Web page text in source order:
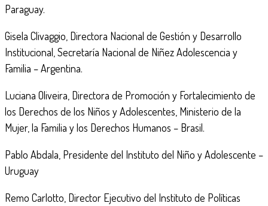
Paraguay.
Gisela Clivaggio, Directora Nacional de Gestión y Desarrollo
Institucional, Secretaría Nacional de Niñez Adolescencia y
Familia – Argentina.
Luciana Oliveira, Directora de Promoción y Fortalecimiento de
los Derechos de los Niños y Adolescentes, Ministerio de la
Mujer, la Familia y los Derechos Humanos – Brasil.
Pablo Abdala, Presidente del Instituto del Niño y Adolescente –
Uruguay
Remo Carlotto, Director Ejecutivo del Instituto de Políticas